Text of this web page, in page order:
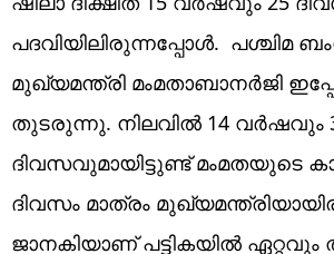
പദവിയിലിരുന്നപ്പോൾ. പശ്ചിമ
മുഖ്യമന്ത്രി മംമതാബാനർജി
തുടരുന്നു. നിലവിൽ 14 വർഷവും
ദിവസവുമായിട്ടുണ്ട് മംമതയുടെ
ദിവസം മാത്രം
ജാനകിയാണ് പട്ടികയിൽ ഏറ്റവും